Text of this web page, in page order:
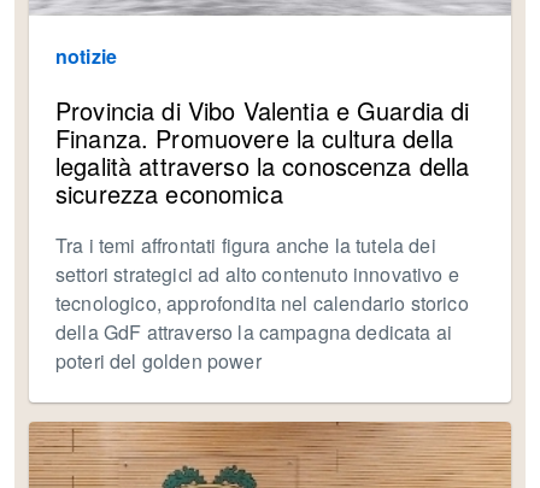
notizie
Provincia di Vibo Valentia e Guardia di
Finanza. Promuovere la cultura della
legalità attraverso la conoscenza della
sicurezza economica
Tra i temi affrontati figura anche la tutela dei
settori strategici ad alto contenuto innovativo e
tecnologico, approfondita nel calendario storico
della GdF attraverso la campagna dedicata ai
poteri del golden power